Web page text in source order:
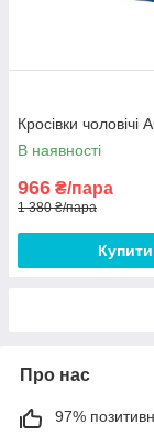
Кросівки чоловічі
В наявності
966 ₴/пара
1 380 ₴/пара
Купити
Про нас
97%